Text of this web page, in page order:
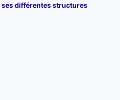
ses différentes structures